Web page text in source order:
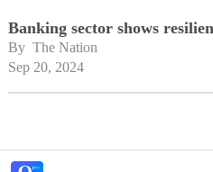
Banking sector shows
By The Nation
Sep 20, 2024